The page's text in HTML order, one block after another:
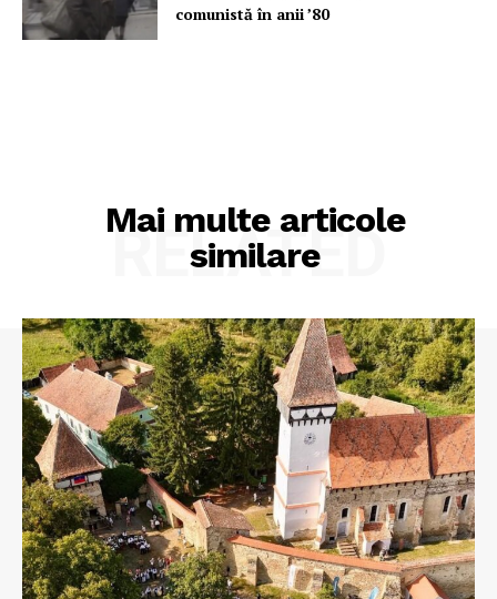
comunistă în anii ’80
Mai multe articole
similare
RELATED